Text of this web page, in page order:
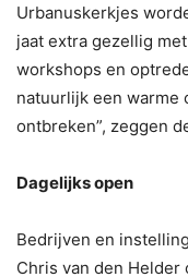
Urbanuskerkjes
jaat extra gezellig
workshops en
natuurlijk een warme
ontbreken”, zeggen
Dagelijks open
Bedrijven en
Chris van den Helder